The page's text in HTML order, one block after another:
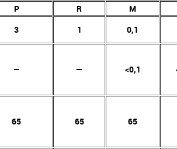
P R
M
3 1
0,1
— — <0,1
65 65 65